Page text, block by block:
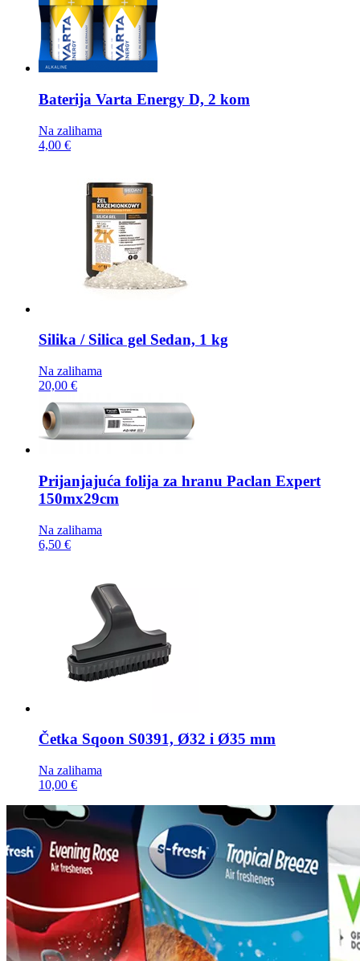
Baterija Varta Energy D, 2 kom
Na zalihama
4,00 €
Silika / Silica gel Sedan, 1 kg
Na zalihama
20,00 €
Prijanjajuća folija za hranu Paclan Expert
150mx29cm
Na zalihama
6,50 €
Četka Sqoon S0391, Ø32 i Ø35 mm
Na zalihama
10,00 €